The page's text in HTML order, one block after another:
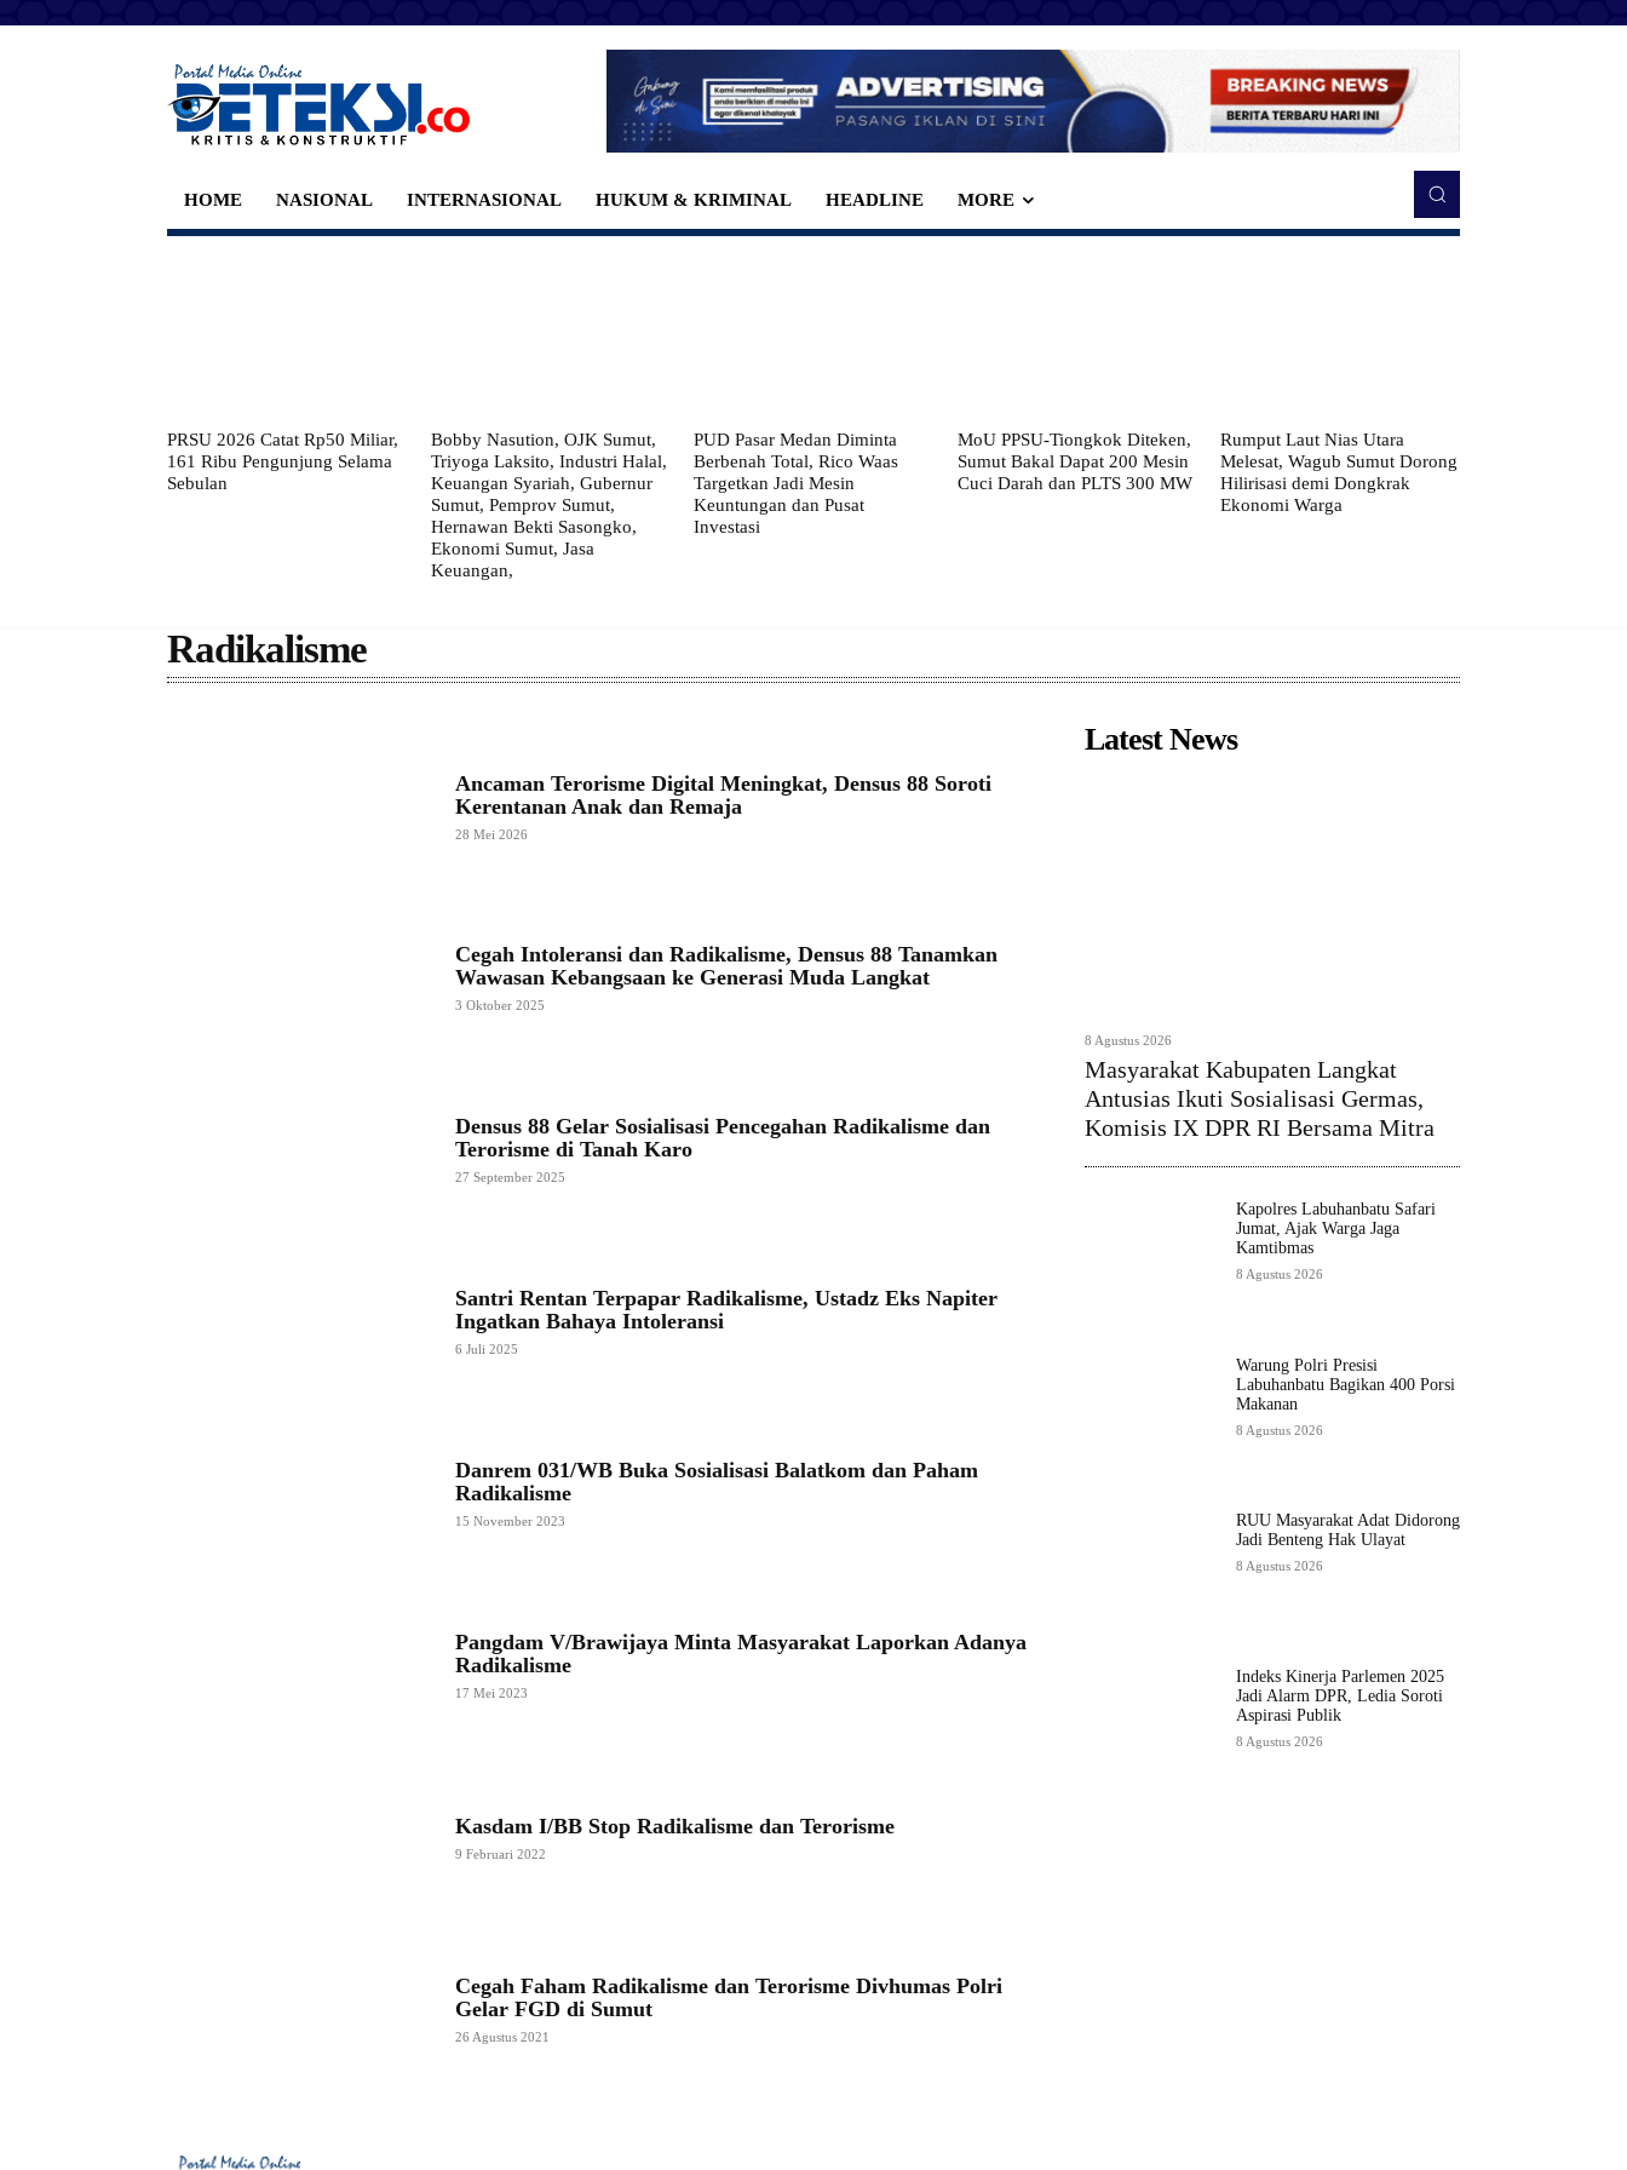
HOME NASIONAL INTERNASIONAL HUKUM & KRIMINAL HEADLINE MORE
PRSU 2026 Catat Rp50 Miliar,
161 Ribu Pengunjung Selama
Sebulan
Bobby Nasution, OJK Sumut,
Triyoga Laksito, Industri Halal,
Keuangan Syariah, Gubernur
Sumut, Pemprov Sumut,
Hernawan Bekti Sasongko,
Ekonomi Sumut, Jasa
Keuangan,
PUD Pasar Medan Diminta
Berbenah Total, Rico Waas
Targetkan Jadi Mesin
Keuntungan dan Pusat
Investasi
MoU PPSU-Tiongkok Diteken,
Sumut Bakal Dapat 200 Mesin
Cuci Darah dan PLTS 300 MW
Rumput Laut Nias Utara
Melesat, Wagub Sumut Dorong
Hilirisasi demi Dongkrak
Ekonomi Warga
Radikalisme
Ancaman Terorisme Digital Meningkat, Densus 88 Soroti
Kerentanan Anak dan Remaja
28 Mei 2026
Cegah Intoleransi dan Radikalisme, Densus 88 Tanamkan
Wawasan Kebangsaan ke Generasi Muda Langkat
3 Oktober 2025
Densus 88 Gelar Sosialisasi Pencegahan Radikalisme dan
Terorisme di Tanah Karo
27 September 2025
Santri Rentan Terpapar Radikalisme, Ustadz Eks Napiter
Ingatkan Bahaya Intoleransi
6 Juli 2025
Danrem 031/WB Buka Sosialisasi Balatkom dan Paham
Radikalisme
15 November 2023
Pangdam V/Brawijaya Minta Masyarakat Laporkan Adanya
Radikalisme
17 Mei 2023
Kasdam I/BB Stop Radikalisme dan Terorisme
9 Februari 2022
Cegah Faham Radikalisme dan Terorisme Divhumas Polri
Gelar FGD di Sumut
26 Agustus 2021
Latest News
8 Agustus 2026
Masyarakat Kabupaten Langkat
Antusias Ikuti Sosialisasi Germas,
Komisis IX DPR RI Bersama Mitra
Kapolres Labuhanbatu Safari
Jumat, Ajak Warga Jaga
Kamtibmas
8 Agustus 2026
Warung Polri Presisi
Labuhanbatu Bagikan 400 Porsi
Makanan
8 Agustus 2026
RUU Masyarakat Adat Didorong
Jadi Benteng Hak Ulayat
8 Agustus 2026
Indeks Kinerja Parlemen 2025
Jadi Alarm DPR, Ledia Soroti
Aspirasi Publik
8 Agustus 2026